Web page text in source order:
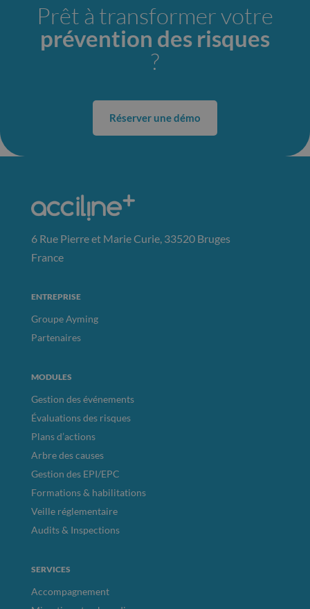
Prêt à transformer votre
prévention des risques
?
Réserver une démo
6 Rue Pierre et Marie Curie, 33520 Bruges
France
ENTREPRISE
Groupe Ayming
Partenaires
MODULES
Gestion des événements
Évaluations des risques
Plans d’actions
Arbre des causes
Gestion des EPI/EPC
Formations & habilitations
Veille réglementaire
Audits & Inspections
SERVICES
Accompagnement